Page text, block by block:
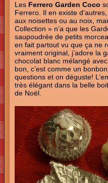
Les Ferrero Garden Coco
Ferrero. Il en existe
aux noisettes ou au noix,
Collection » n’a que les
saupoudrée de petits
en fait partout vu que ça ne
vraiment original, j’adore la
chocolat blanc mélangé
bon, c’est comme un
questions et on déguste!
très élégant dans la belle
de Noël.